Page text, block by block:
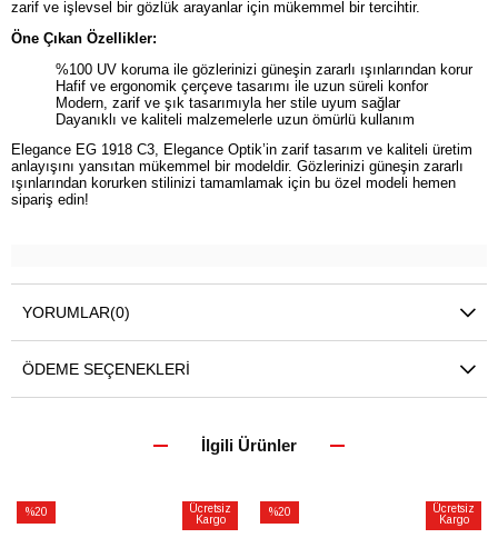
zarif ve işlevsel bir gözlük arayanlar için mükemmel bir tercihtir.
Öne Çıkan Özellikler:
%100 UV koruma ile gözlerinizi güneşin zararlı ışınlarından korur
Hafif ve ergonomik çerçeve tasarımı ile uzun süreli konfor
Modern, zarif ve şık tasarımıyla her stile uyum sağlar
Dayanıklı ve kaliteli malzemelerle uzun ömürlü kullanım
Elegance EG 1918 C3, Elegance Optik’in zarif tasarım ve kaliteli üretim
anlayışını yansıtan mükemmel bir modeldir. Gözlerinizi güneşin zararlı
ışınlarından korurken stilinizi tamamlamak için bu özel modeli hemen
sipariş edin!
YORUMLAR(0)
ÖDEME SEÇENEKLERI
İlgili Ürünler
%20
Ücretsiz
Kargo
%20
Ücretsiz
Kargo